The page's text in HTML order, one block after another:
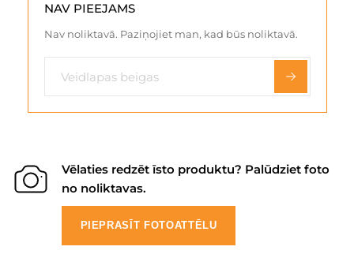
NAV PIEEJAMS
Nav noliktavā. Paziņojiet man, kad būs noliktavā.
Vēlaties redzēt īsto produktu? Palūdziet foto
no noliktavas.
PIEPRASĪT FOTOATTĒLU